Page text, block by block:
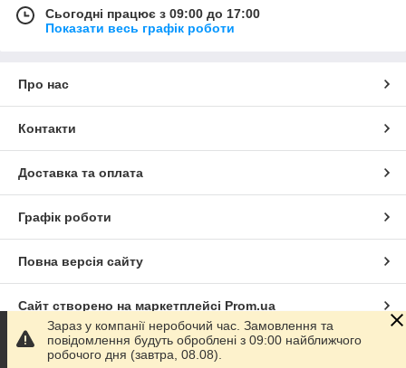
Сьогодні працює з 09:00 до 17:00
Показати весь графік роботи
Про нас
Контакти
Доставка та оплата
Графік роботи
Повна версія сайту
Сайт створено на маркетплейсі Prom.ua
Політика конфіденційності
Зараз у компанії неробочий час. Замовлення та
повідомлення будуть оброблені з 09:00 найближчого
робочого дня (завтра, 08.08).